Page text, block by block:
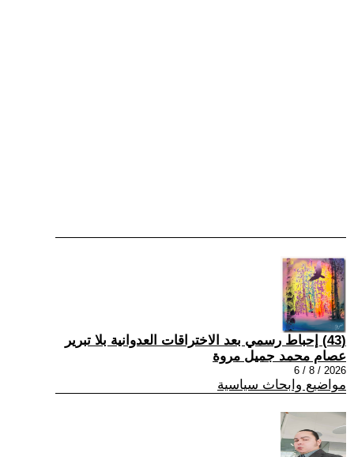
(43) إحباط رسمي بعد الاختراقات العدوانية بلا تبرير
عصام محمد جميل مروة
2026 / 8 / 6
مواضيع وابحاث سياسية